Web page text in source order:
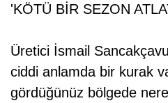
'KÖTÜ BİR SEZON
Üretici İsmail
ciddi anlamda bir kurak
gördüğünüz bölgede